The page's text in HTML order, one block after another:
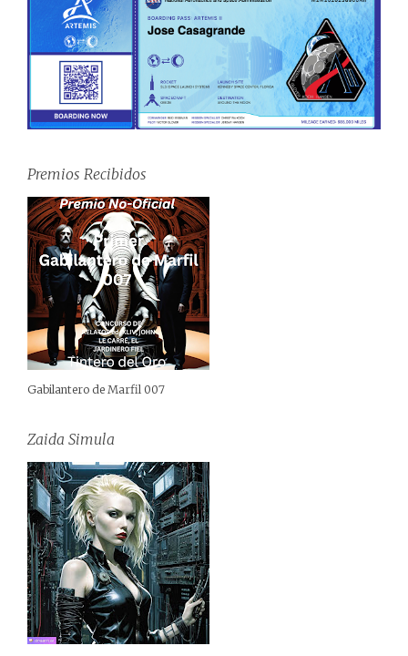
Premios Recibidos
Gabilantero de Marfil 007
Zaida Simula